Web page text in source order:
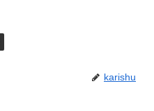
karishu